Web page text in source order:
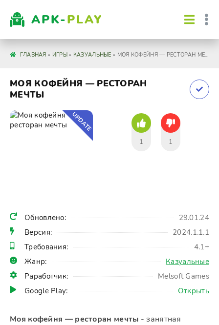
APK-PLAY
ГЛАВНАЯ » ИГРЫ» КАЗУАЛЬНЫЕ » МОЯ КОФЕЙНЯ — РЕСТОРАН МЕЧТЫ
МОЯ КОФЕЙНЯ — РЕСТОРАН
МЕЧТЫ
Обновлено:
29.01.24
Версия:
2024.1.1.1
Требования:
4.1+
Жанр:
Казуальные
Раработчик:
Melsoft Games
Google Play:
Открыть
UPDATE
1 1
Моя кофейня — ресторан мечты - занятная